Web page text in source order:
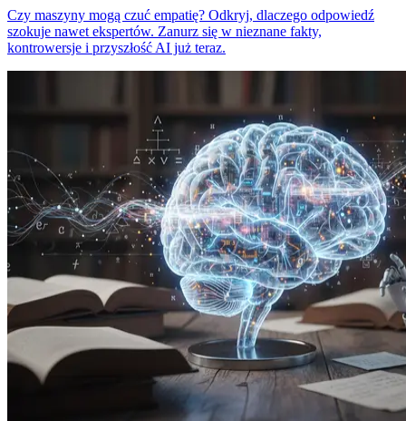
Czy maszyny mogą czuć empatię? Odkryj, dlaczego odpowiedź
szokuje nawet ekspertów. Zanurz się w nieznane fakty,
kontrowersje i przyszłość AI już teraz.